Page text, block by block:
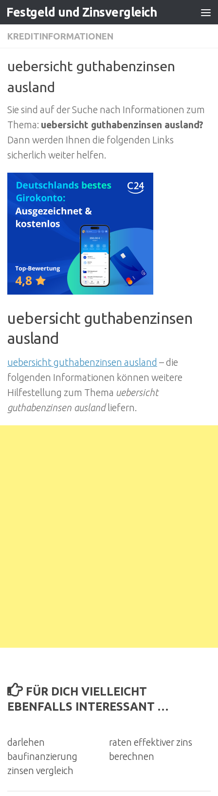
Zum Inhalt springen
Festgeld und Zinsvergleich
KREDITINFORMATIONEN
uebersicht guthabenzinsen
ausland
Sie sind auf der Suche nach Informationen zum
Thema: uebersicht guthabenzinsen ausland?
Dann werden Ihnen die folgenden Links
sicherlich weiter helfen.
uebersicht guthabenzinsen
ausland
uebersicht guthabenzinsen ausland – die
folgenden Informationen können weitere
Hilfestellung zum Thema uebersicht
guthabenzinsen auslandliefern.
FÜR DICH VIELLEICHT
EBENFALLS INTERESSANT …
darlehen
baufinanzierung
zinsen vergleich
raten effektiver zins
berechnen